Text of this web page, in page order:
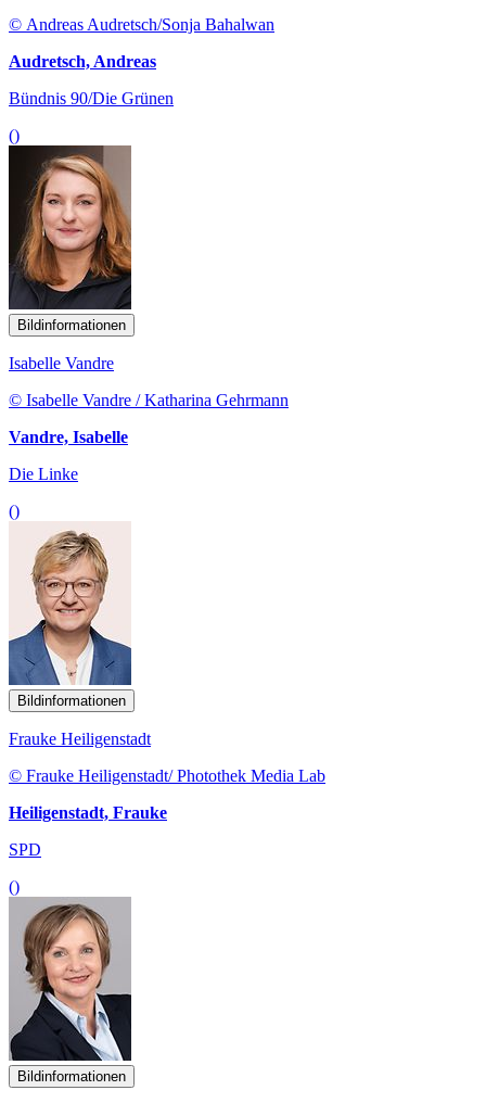
© Andreas Audretsch/Sonja Bahalwan
Audretsch, Andreas
Bündnis 90/Die Grünen
()
Bildinformationen
Isabelle Vandre
© Isabelle Vandre / Katharina Gehrmann
Vandre, Isabelle
Die Linke
()
Bildinformationen
Frauke Heiligenstadt
© Frauke Heiligenstadt/ Photothek Media Lab
Heiligenstadt, Frauke
SPD
()
Bildinformationen